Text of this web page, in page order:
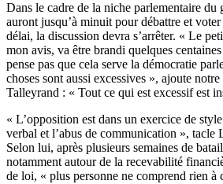
Dans le cadre de la niche parlementaire
auront jusqu’à minuit pour débattre et
délai, la discussion devra s’arrêter. « Le
mon avis, va être brandi quelques
pense pas que cela serve la démocratie
choses sont aussi excessives », ajoute
Talleyrand : « Tout ce qui est excessif est
« L’opposition est dans un exercice de
verbal et l’abus de communication », tacle
Selon lui, après plusieurs semaines de
notamment autour de la recevabilité
de loi, « plus personne ne comprend rien à